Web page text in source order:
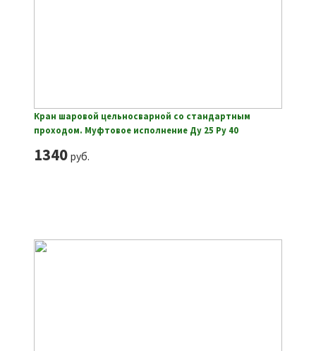
Кран шаровой цельносварной со стандартным
проходом. Муфтовое исполнение Ду 25 Ру 40
1340руб.